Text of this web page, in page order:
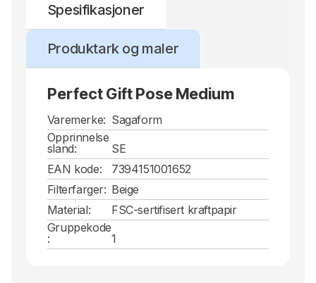
Spesifikasjoner
Produktark og maler
Perfect Gift Pose Medium
Varemerke: Sagaform
Opprinnelse
sland:
SE
EAN kode:
7394151001652
Filterfarger: Beige
Material:
FSC-sertifisert kraftpapir
Gruppekode
:
1